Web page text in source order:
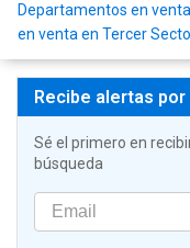
Departamentos en
en venta en Tercer
Recibe alertas por
Sé el primero en
búsqueda